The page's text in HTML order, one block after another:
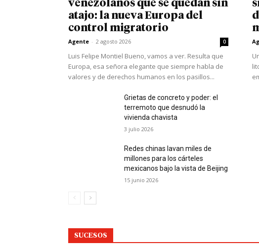
venezolanos que se quedan sin
atajo: la nueva Europa del
control migratorio
Agente - 2 agosto 2026 0
Luis Felipe Montiel Bueno, vamos a ver. Resulta que
Europa, esa señora elegante que siempre habla de
valores y de derechos humanos en los pasillos...
Grietas de concreto y poder: el
terremoto que desnudó la
vivienda chavista
3 julio 2026
Redes chinas lavan miles de
millones para los cárteles
mexicanos bajo la vista de Beijing
15 junio 2026
SUCESOS